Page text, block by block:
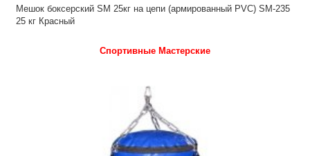
Мешок боксерский SM 25кг на цепи (армированный PVC) SM-235
25 кг Красный
Спортивные Мастерские